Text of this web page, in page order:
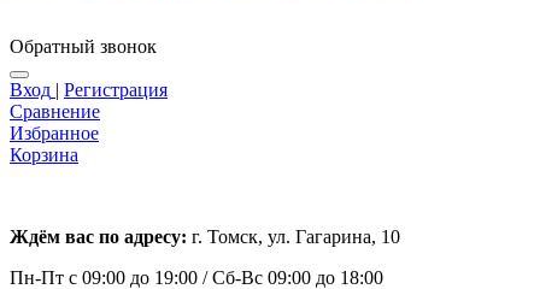
Обратный звонок
Вход | Регистрация
Сравнение
Избранное
Корзина
Ждём вас по адресу: г. Томск, ул. Гагарина, 10
Пн-Пт с 09:00 до 19:00 /Сб-Вс 09:00 до 18:00